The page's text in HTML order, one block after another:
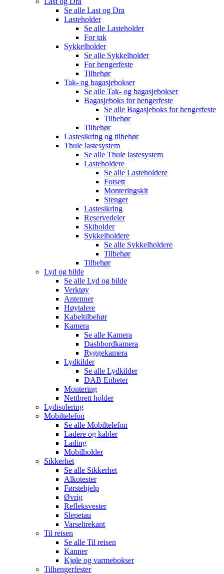
Se alle Last og Dra
Lasteholder
Se alle Lasteholder
For tak
Sykkelholder
Se alle Sykkelholder
For hengerfeste
Tilbehør
Tak- og bagasjebokser
Se alle Tak- og bagasjebokser
Bagasjeboks for hengerfeste
Se alle Bagasjeboks for hengerfeste
Tilbehør
Tilbehør
Lastesikring og tilbehør
Thule lastesystem
Se alle Thule lastesystem
Lasteholdere
Se alle Lasteholdere
Fotsett
Monteringskit
Stenger
Lastesikring
Reservedeler
Skiholder
Sykkelholdere
Se alle Sykkelholdere
Tilbehør
Tilbehør
Lyd og bilde
Se alle Lyd og bilde
Verktøy
Antenner
Høytalere
Kabeltilbehør
Kamera
Se alle Kamera
Dashbordkamera
Ryggekamera
Lydkilder
Se alle Lydkilder
DAB Enheter
Montering
Nettbrett holder
Lydisolering
Mobiltelefon
Se alle Mobiltelefon
Ladere og kabler
Lading
Mobilholder
Sikkerhet
Se alle Sikkerhet
Alkotester
Førstehjelp
Øvrig
Refleksvester
Slepetau
Varseltrekant
Til reisen
Se alle Til reisen
Kanner
Kjøle og varmebokser
Tilhengerfester